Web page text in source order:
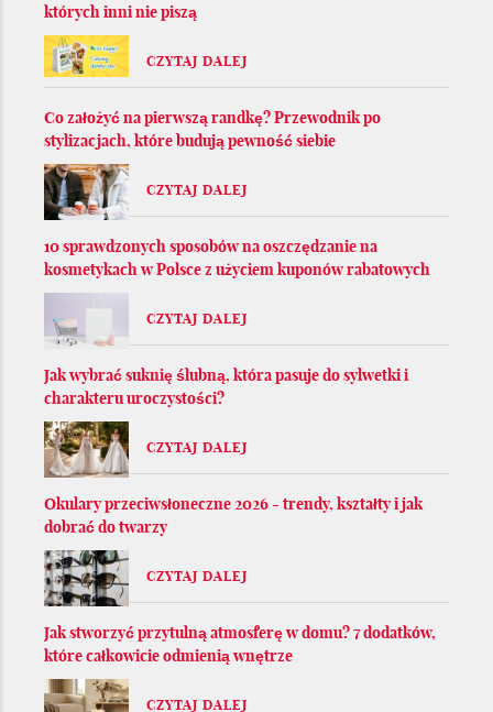
których inni nie piszą
CZYTAJ DALEJ
Co założyć na pierwszą randkę? Przewodnik po
stylizacjach, które budują pewność siebie
CZYTAJ DALEJ
10 sprawdzonych sposobów na oszczędzanie na
kosmetykach w Polsce z użyciem kuponów rabatowych
CZYTAJ DALEJ
Jak wybrać suknię ślubną, która pasuje do sylwetki i
charakteru uroczystości?
CZYTAJ DALEJ
Okulary przeciwsłoneczne 2026 - trendy, kształty i jak
dobrać do twarzy
CZYTAJ DALEJ
Jak stworzyć przytulną atmosferę w domu? 7 dodatków,
które całkowicie odmienią wnętrze
CZYTAJ DALEJ